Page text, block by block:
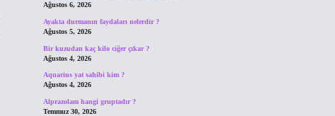
Ağustos 6, 2026
Ayakta durmanın faydaları nelerdir ?
Ağustos 5, 2026
Bir kuzudan kaç kilo ciğer çıkar ?
Ağustos 4, 2026
Aquarius yat sahibi kim ?
Ağustos 4, 2026
Alprazolam hangi gruptadır ?
Temmuz 30, 2026